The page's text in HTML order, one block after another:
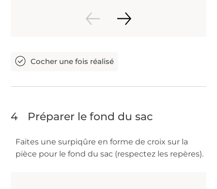
4 Préparer le fond du sac
Faites une surpiqûre en forme de croix sur la
pièce pour le fond du sac (respectez les repères).